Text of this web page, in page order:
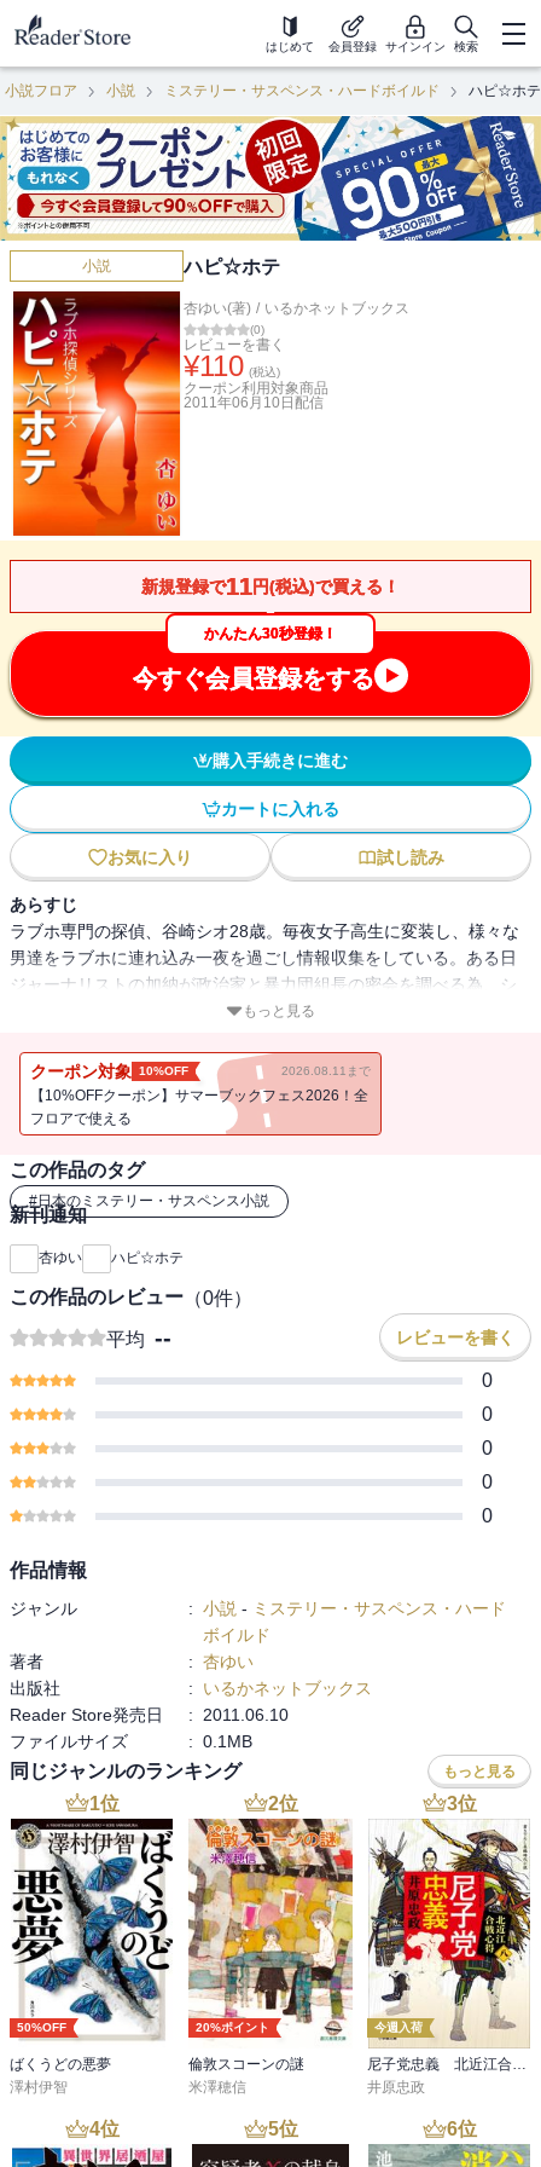
はじめて 会員登録 サインイン 検索
小説フロア 小説 ミステリー・サスペンス・ハードボイルド ハピ☆ホテ
小説 ハピ☆ホテ
杏ゆい(著) / いるかネットブックス
(0)
レビューを書く
¥110 (税込)
クーポン利用対象商品
2011年06月10日 配信
新規登録で11円(税込)で買える！
かんたん30秒登録！
今すぐ会員登録をする
購入手続きに進む
カートに入れる
お気に入り 試し読み
あらすじ
ラブホ専門の探偵、谷崎シオ28歳。毎夜女子高生に変装し、様々な
男達をラブホに連れ込み一夜を過ごし情報収集をしている。ある日
ジャーナリストの加納が政治家と暴力団組長の密会を調べる為、シ
オの事務所に依頼をしてくる。身勝手なセックスを強要する男達に
を想像するが、突然、加納を追う謎の男達がシオ達の前に現れ
て……。シオは政治家と暴力団組長の癒着を見事暴き、加納と甘い
一夜を過ごすことができるのか！？◆ラブホ探偵シリーズ
もっと見る
クーポン対象 10%OFF 2026.08.11まで
【10%OFFクーポン】サマーブックフェス2026！全
フロアで使える
この作品のタグ
#日本のミステリー・サスペンス小説
新刊通知
杏ゆい ハピ☆ホテ
この作品のレビュー （0件）
平均 -- レビューを書く
0
0
0
0
0
作品情報
ジャンル : 小説 - ミステリー・サスペンス・ハード
ボイルド
著者
: 杏ゆい
出版社
:
いるかネットブックス
Reader Store発売日
:
2011.06.10
ファイルサイズ
: 0.1MB
同じジャンルのランキング もっと見る
1位
50%OFF
ばくうどの悪夢
澤村伊智
2位
20%ポイント
倫敦スコーンの謎
米澤穂信
3位
今週入荷
尼子党忠義 北近江合戦心得〈八〉
井原忠政
4位 5位 6位